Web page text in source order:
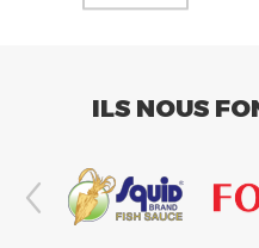
ILS NOUS